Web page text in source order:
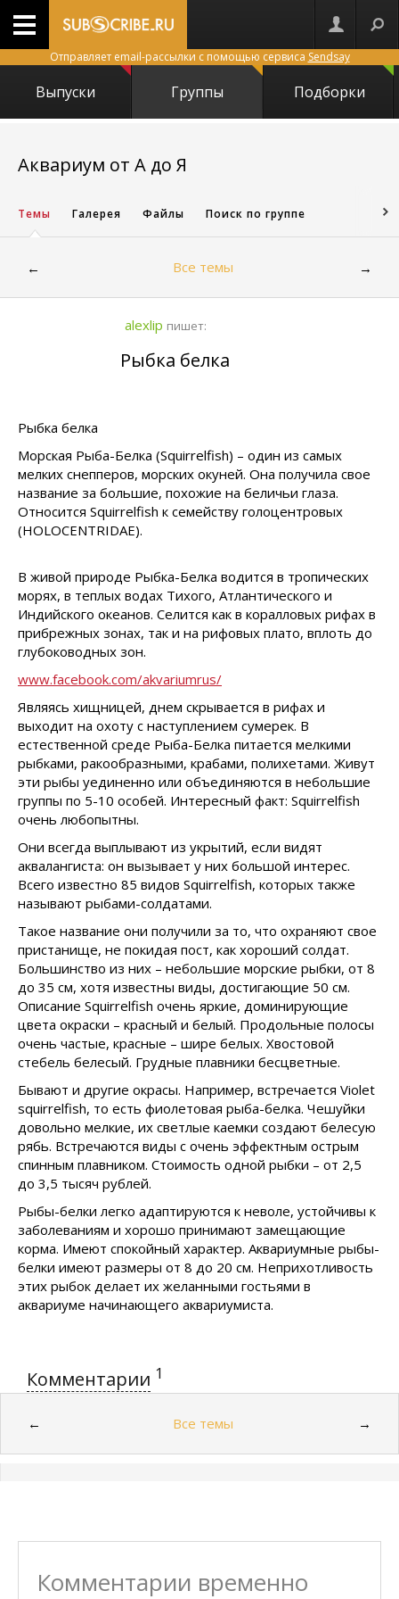
Отправляет email-рассылки с помощью сервиса Sendsay
Выпуски Группы Подборки
Аквариум от А до Я
Темы Галерея Файлы Поиск по группе
← Все темы →
alexlip пишет:
Рыбка белка
Рыбка белка
Морская Рыба-Белка (Squirrelfish) – один из самых
мелких снепперов, морских окуней. Она получила свое
название за большие, похожие на беличьи глаза.
Относится Squirrelfish к семейству голоцентровых
(HOLOCENTRIDAE).
В живой природе Рыбка-Белка водится в тропических
морях, в теплых водах Тихого, Атлантического и
Индийского океанов. Селится как в коралловых рифах в
прибрежных зонах, так и на рифовых плато, вплоть до
глубоководных зон.
www.facebook.com/akvariumrus/
Являясь хищницей, днем скрывается в рифах и
выходит на охоту с наступлением сумерек. В
естественной среде Рыба-Белка питается мелкими
рыбками, ракообразными, крабами, полихетами. Живут
эти рыбы уединенно или объединяются в небольшие
группы по 5-10 особей. Интересный факт: Squirrelfish
очень любопытны.
Они всегда выплывают из укрытий, если видят
аквалангиста: он вызывает у них большой интерес.
Всего известно 85 видов Squirrelfish, которых также
называют рыбами-солдатами.
Такое название они получили за то, что охраняют свое
пристанище, не покидая пост, как хороший солдат.
Большинство из них – небольшие морские рыбки, от 8
до 35 см, хотя известны виды, достигающие 50 см.
Описание Squirrelfish очень яркие, доминирующие
цвета окраски – красный и белый. Продольные полосы
очень частые, красные – шире белых. Хвостовой
стебель белесый. Грудные плавники бесцветные.
Бывают и другие окрасы. Например, встречается Violet
squirrelfish, то есть фиолетовая рыба-белка. Чешуйки
довольно мелкие, их светлые каемки создают белесую
рябь. Встречаются виды с очень эффектным острым
спинным плавником. Стоимость одной рыбки – от 2,5
до 3,5 тысяч рублей.
Рыбы-белки легко адаптируются к неволе, устойчивы к
заболеваниям и хорошо принимают замещающие
корма. Имеют спокойный характер. Аквариумные рыбы-
белки имеют размеры от 8 до 20 см. Неприхотливость
этих рыбок делает их желанными гостьями в
аквариуме начинающего аквариумиста.
Комментарии 1
← Все темы →
Комментарии временно